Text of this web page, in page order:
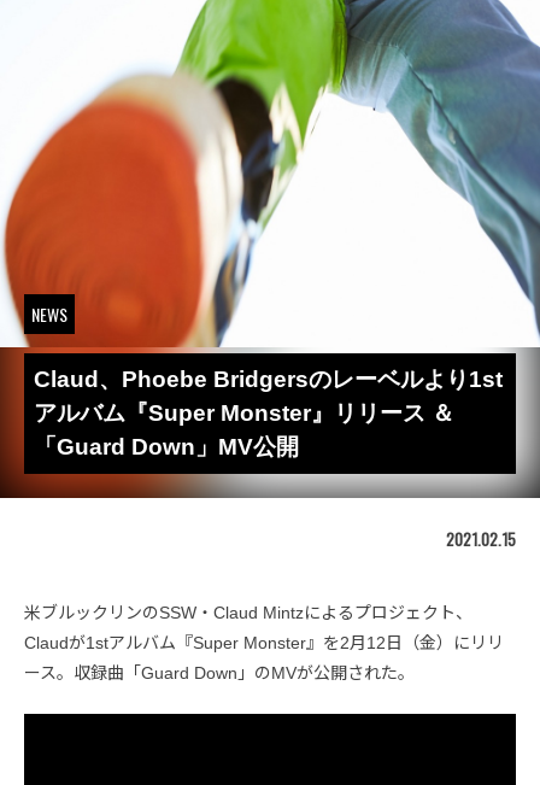
NEWS
Claud、Phoebe Bridgersのレーベルより1st
アルバム『Super Monster』リリース ＆
「Guard Down」MV公開
2021.02.15
米ブルックリンのSSW・Claud Mintzによるプロジェクト、
Claudが1stアルバム『Super Monster』を2月12日（金）にリリ
ース。収録曲「Guard Down」のMVが公開された。